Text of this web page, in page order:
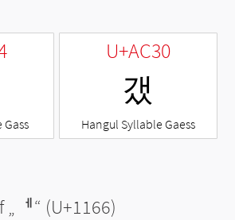
U+AC30
갰
Hangul Syllable Gaess
„ ᅦ“ (U+1166)